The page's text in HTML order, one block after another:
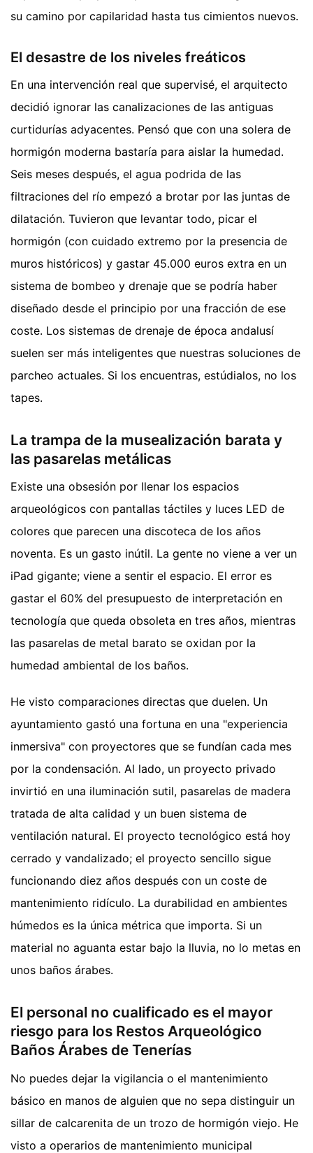
su camino por capilaridad hasta tus cimientos nuevos.
El desastre de los niveles freáticos
En una intervención real que supervisé, el arquitecto
decidió ignorar las canalizaciones de las antiguas
curtidurías adyacentes. Pensó que con una solera de
hormigón moderna bastaría para aislar la humedad.
Seis meses después, el agua podrida de las
filtraciones del río empezó a brotar por las juntas de
dilatación. Tuvieron que levantar todo, picar el
hormigón (con cuidado extremo por la presencia de
muros históricos) y gastar 45.000 euros extra en un
sistema de bombeo y drenaje que se podría haber
diseñado desde el principio por una fracción de ese
coste. Los sistemas de drenaje de época andalusí
suelen ser más inteligentes que nuestras soluciones de
parcheo actuales. Si los encuentras, estúdialos, no los
tapes.
La trampa de la musealización barata y
las pasarelas metálicas
Existe una obsesión por llenar los espacios
arqueológicos con pantallas táctiles y luces LED de
colores que parecen una discoteca de los años
noventa. Es un gasto inútil. La gente no viene a ver un
iPad gigante; viene a sentir el espacio. El error es
gastar el 60% del presupuesto de interpretación en
tecnología que queda obsoleta en tres años, mientras
las pasarelas de metal barato se oxidan por la
humedad ambiental de los baños.
He visto comparaciones directas que duelen. Un
ayuntamiento gastó una fortuna en una "experiencia
inmersiva" con proyectores que se fundían cada mes
por la condensación. Al lado, un proyecto privado
invirtió en una iluminación sutil, pasarelas de madera
tratada de alta calidad y un buen sistema de
ventilación natural. El proyecto tecnológico está hoy
cerrado y vandalizado; el proyecto sencillo sigue
funcionando diez años después con un coste de
mantenimiento ridículo. La durabilidad en ambientes
húmedos es la única métrica que importa. Si un
material no aguanta estar bajo la lluvia, no lo metas en
unos baños árabes.
El personal no cualificado es el mayor
riesgo para los Restos Arqueológico
Baños Árabes de Tenerías
No puedes dejar la vigilancia o el mantenimiento
básico en manos de alguien que no sepa distinguir un
sillar de calcarenita de un trozo de hormigón viejo. He
visto a operarios de mantenimiento municipal